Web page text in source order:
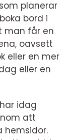
planerar
bord i
man får en
oavsett
eller en mer
eller en
idag
att
hemsidor.